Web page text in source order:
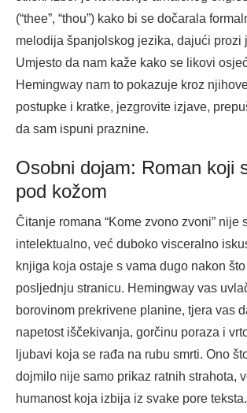
(“thee”, “thou”) kako bi se dočarala
melodija španjolskog jezika, dajući prozi
Umjesto da nam kaže kako se likovi
Hemingway nam to pokazuje kroz
postupke i kratke, jezgrovite izjave,
da sam ispuni praznine.
Osobni dojam: Roman koji
pod kožom
Čitanje romana “Kome zvono zvoni” nije
intelektualno, već duboko visceralno
knjiga koja ostaje s vama dugo nakon
posljednju stranicu. Hemingway vas
borovinom prekrivene planine, tjera vas
napetost iščekivanja, gorčinu poraza i
ljubavi koja se rađa na rubu smrti. Ono
dojmilo nije samo prikaz ratnih strahota,
humanost koja izbija iz svake pore